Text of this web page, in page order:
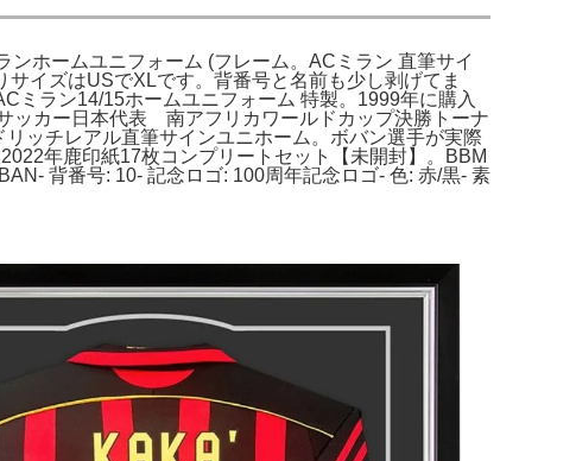
ホームユニフォーム (フレーム。ACミラン 直筆サイ
イズはUSでXLです。背番号と名前も少し剥げてま
ミラン14/15ホームユニフォーム 特製。1999年に購入
ッカー日本代表 南アフリカワールドカップ決勝トーナ
ッチレアル直筆サインユニホーム。ボバン選手が実際
年鹿印紙17枚コンプリートセット【未開封】。BBM
背番号: 10- 記念ロゴ: 100周年記念ロゴ- 色: 赤/黒- 素